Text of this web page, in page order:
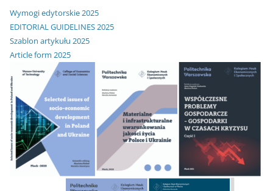
Wymogi edytorskie 2025
EDITORIAL GUIDELINES 2025
Szablon artykułu 2025
Article form 2025